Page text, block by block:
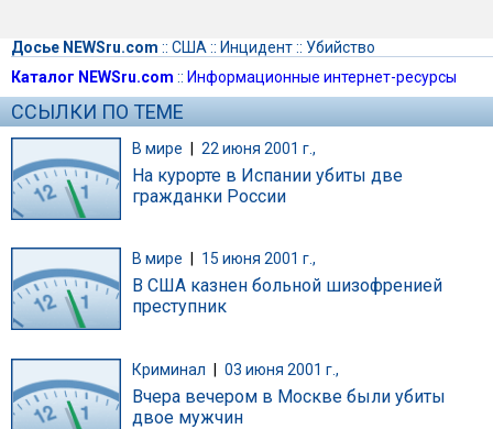
Досье NEWSru.com :: США :: Инцидент:: Убийство
Каталог NEWSru.com :: Информационные интернет-ресурсы
ССЫЛКИ ПО ТЕМЕ
В мире 22 июня 2001 г.,
На курорте в Испании убиты две
гражданки России
В мире 15 июня 2001 г.,
В США казнен больной шизофренией
преступник
Криминал | 03 июня 2001 г.,
Вчера вечером в Москве были убиты
двое мужчин